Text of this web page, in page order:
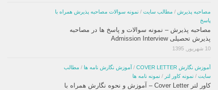
مصاحبه پذیرش / مطالب سایت / نمونه سوالات مصاحبه پذیرش همراه با
پاسخ
مصاحبه پذیرش – نمونه سوالات و پاسخ ها در مصاحبه
پذیرش تحصیلی Admission Interview
10 شهریور, 1395
آموزش نگارش COVER LETTER / آموزش نگارش نامه ها / مطالب
سایت / نمونه کاور لتر / نمونه نامه ها
کاور لتر Cover Letter – آموزش و نحوه نگارش همراه با